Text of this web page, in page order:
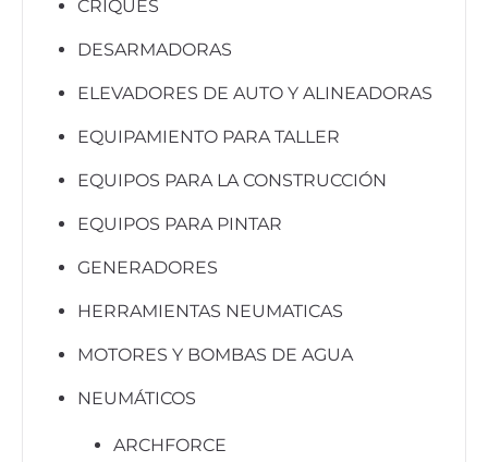
CRIQUES
DESARMADORAS
ELEVADORES DE AUTO Y ALINEADORAS
EQUIPAMIENTO PARA TALLER
EQUIPOS PARA LA CONSTRUCCIÓN
EQUIPOS PARA PINTAR
GENERADORES
HERRAMIENTAS NEUMATICAS
MOTORES Y BOMBAS DE AGUA
NEUMÁTICOS
ARCHFORCE